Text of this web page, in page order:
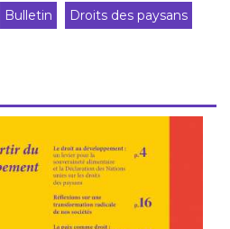
Bulletin Droits des paysans